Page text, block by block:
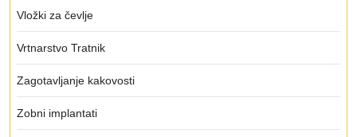
Vložki za čevlje
Vrtnarstvo Tratnik
Zagotavljanje kakovosti
Zobni implantati